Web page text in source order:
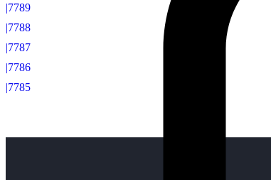
|7789
|7788
|7787
|7786
|7785